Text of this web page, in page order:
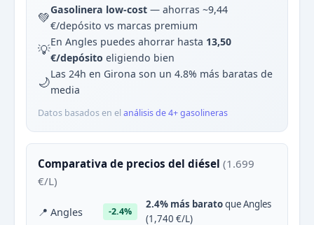
💚Gasolinera low-cost — ahorras ~9,44
€/depósito vs marcas premium
💡En Angles puedes ahorrar hasta 13,50
€/depósito eligiendo bien
🌙Las 24h en Girona son un 4.8% más baratas de
media
Datos basados en el análisis de 4+ gasolineras
Comparativa de precios del diésel (1.699
€/L)
📍 Angles -2.4%
2.4% más baratoque Angles
(1,740 €/L)